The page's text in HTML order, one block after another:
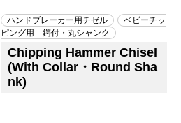
ハンドブレーカー用チゼル
ベビーチッ
ピング用 鍔付・丸シャンク
Chipping Hammer Chisel
(With Collar・Round Sha
nk)